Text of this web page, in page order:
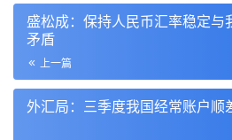
盛松成：保持人民币汇率稳定与
矛盾
上一篇
外汇局：三季度我国经常账户顺